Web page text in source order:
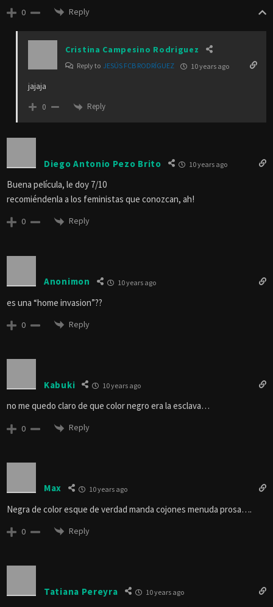
0 Reply
Cristina Campesino Rodriguez
Reply to JESÚS FCB RODRÍGUEZ 10 years ago
jajaja
0 Reply
Diego Antonio Pezo Brito 10 years ago
Buena película, le doy 7/10
recomiéndenla a los feministas que conozcan, ah!
0 Reply
Anonimon 10 years ago
es una “home invasion”??
0 Reply
Kabuki 10 years ago
no me quedo claro de que color negro era la esclava…
0 Reply
Max 10 years ago
Negra de color esque de verdad manda cojones menuda prosa….
0 Reply
Tatiana Pereyra 10 years ago